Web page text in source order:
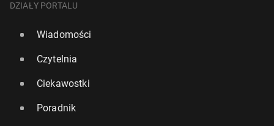
DZIAŁY PORTALU
Wiadomości
Czytelnia
Ciekawostki
Poradnik